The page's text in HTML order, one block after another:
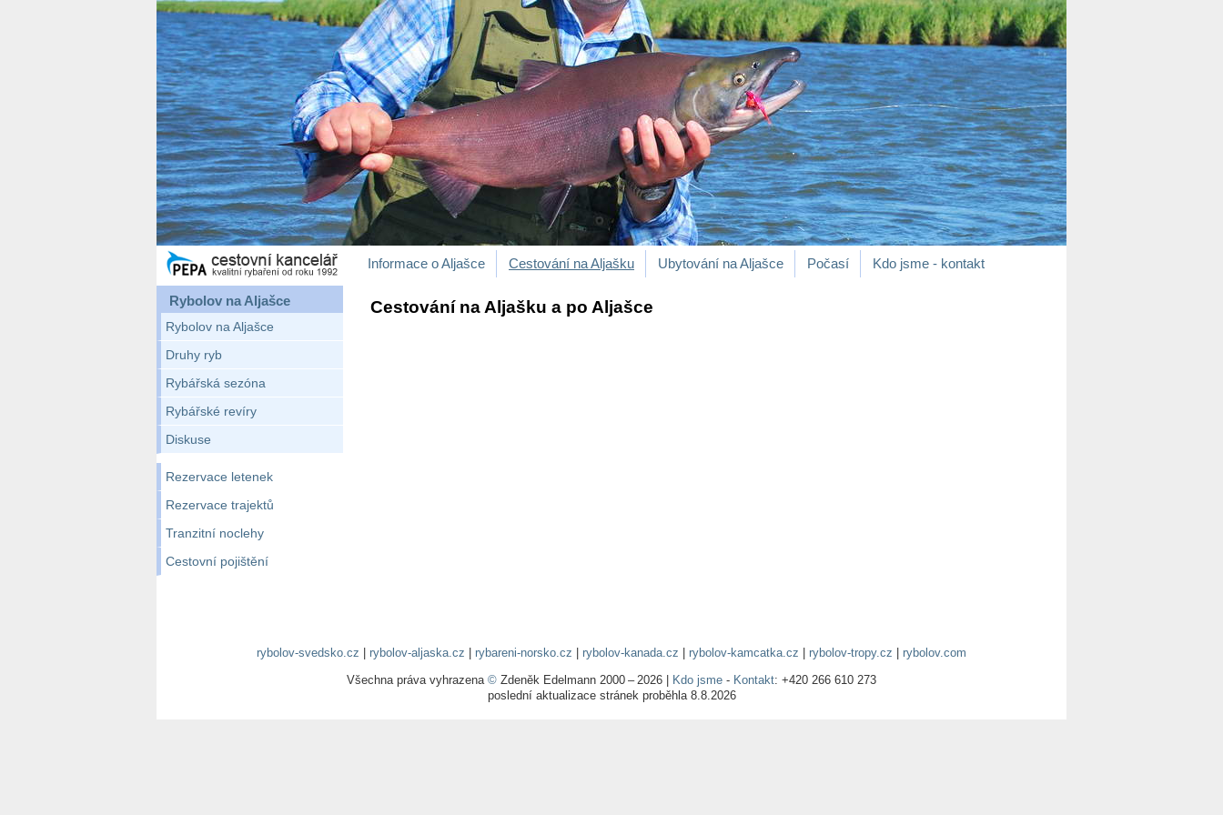
Informace o Aljašce Cestování na Aljašku Ubytování na Aljašce Počasí Kdo jsme - kontakt
Cestování na Aljašku a po Aljašce
Rybolov na Aljašce
Rybolov na Aljašce
Druhy ryb
Rybářská sezóna
Rybářské revíry
Diskuse
Rezervace letenek
Rezervace trajektů
Tranzitní noclehy
Cestovní pojištění
rybolov-svedsko.cz rybolov-aljaska.cz rybareni-norsko.cz rybolov-kanada.cz rybolov-kamcatka.cz rybolov-tropy.cz
rybolov.com
Všechna práva vyhrazena © Zdeněk Edelmann 2000 – 2026 | Kdo jsme - Kontakt: +420 266 610 273
poslední aktualizace stránek proběhla 8.8.2026